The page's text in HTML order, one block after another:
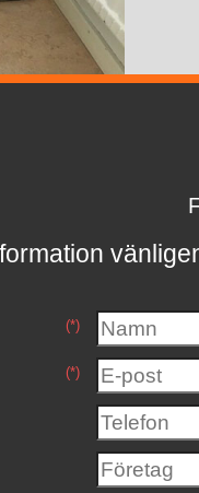
(*)
(*)